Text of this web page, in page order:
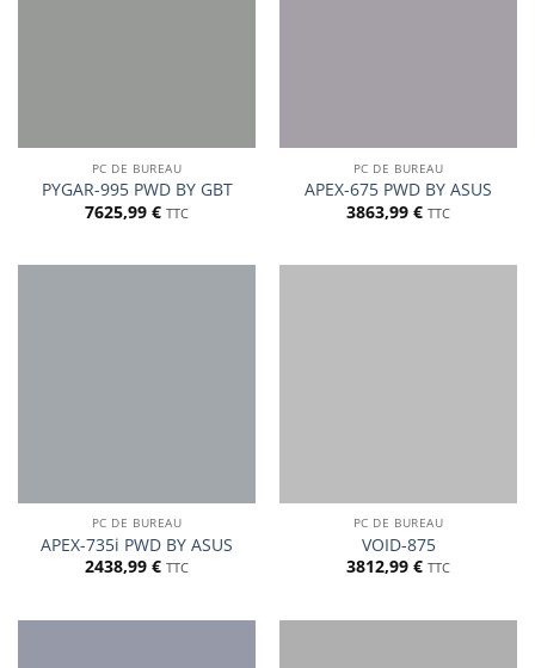
PC DE BUREAU
PYGAR-995 PWD BY GBT
7625,99 € TTC
PC DE BUREAU
APEX-675 PWD BY ASUS
3863,99 € TTC
PC DE BUREAU
APEX-735i PWD BY ASUS
2438,99 € TTC
PC DE BUREAU
VOID-875
3812,99 € TTC